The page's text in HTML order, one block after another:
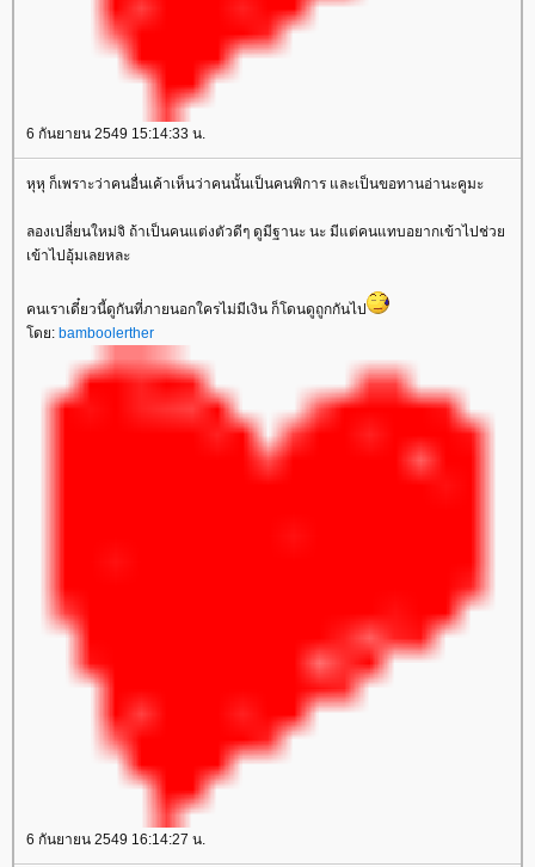
6 กันยายน 2549 15:14:33 น.
หุหุ ก็เพราะว่าคนอื่นเค้าเห็นว่าคนนั้นเป็นคนพิการ และเป็นขอทานอ่านะคูมะ
ลองเปลี่ยนใหม่จิ ถ้าเป็นคนแต่งตัวดีๆ ดูมีฐานะ นะ มีแต่คนแทบอยากเข้าไปช่ว
เข้าไปอุ้มเลยหละ
คนเราเดี๋ยวนี้ดูกันที่ภายนอกใครไม่มีเงิน ก็โดนดูถูกกันไป
ดย: bamboolerther
6 กันยายน 2549 16:14:27 น.